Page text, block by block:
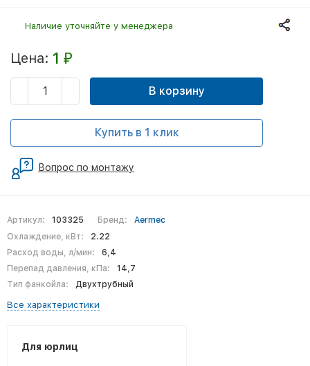
Артикул: 103325 Бренд:
Aermec
Охлаждение, кВт:
2.22
Расход воды, л/мин:
6,4
Перепад давления, кПа:
14,7
Тип фанкойла:
Двухтрубный
Все характеристики
Для юрлиц
Наличие уточняйте у менеджера
Цена: 1 ₽
В корзину
Купить в 1 клик
Вопрос по монтажу